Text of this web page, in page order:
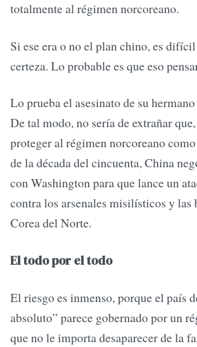
totalmente al régimen norcoreano.
Si ese era o no el plan chino, es
certeza. Lo probable es que eso
Lo prueba el asesinato de su
De tal modo, no sería de extrañar
proteger al régimen norcoreano
de la década del cincuenta, China
con Washington para que lance un
contra los arsenales misilísticos y las
Corea del Norte.
El todo por el todo
El riesgo es inmenso, porque el país
absoluto” parece gobernado por un
que no le importa desaparecer de la